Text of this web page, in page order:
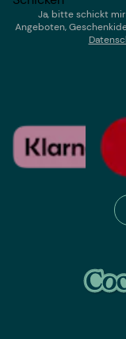
Ja, bitte schickt
Angeboten,